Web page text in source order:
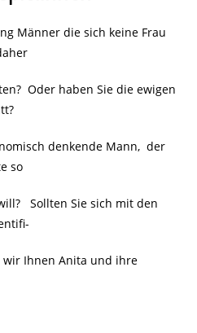
Männer die sich keine Frau
Oder haben Sie die ewigen
denkende Mann, der
so
Sollten Sie sich mit den
Ihnen Anita und ihre